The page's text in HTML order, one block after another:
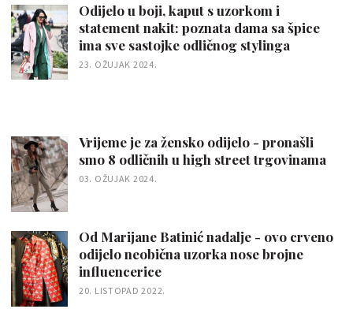
Odijelo u boji, kaput s uzorkom i
statement nakit: poznata dama sa špice
ima sve sastojke odličnog stylinga
23. OŽUJAK 2024.
Vrijeme je za žensko odijelo - pronašli
smo 8 odličnih u high street trgovinama
03. OŽUJAK 2024.
Od Marijane Batinić nadalje - ovo crveno
odijelo neobična uzorka nose brojne
influencerice
20. LISTOPAD 2022.